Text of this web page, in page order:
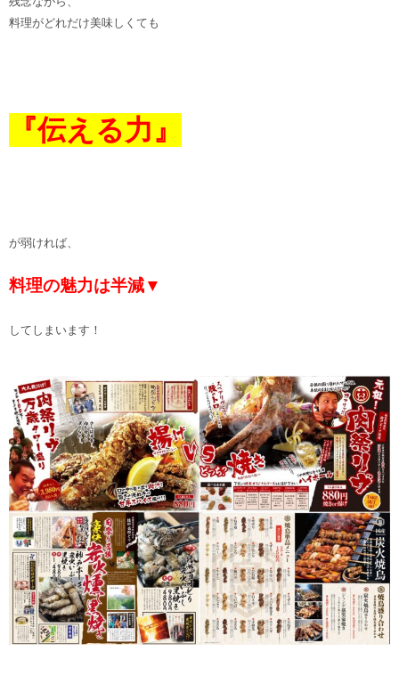
料理がどれだけ美味しくても
『伝える力』
が弱ければ、
料理の魅力は半減▼
してしまいます！